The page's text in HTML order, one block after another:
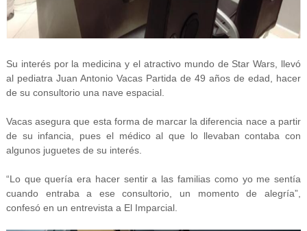
Su interés por la medicina y el atractivo mundo de Star Wars, llevó
al pediatra Juan Antonio Vacas Partida de 49 años de edad, hacer
de su consultorio una nave espacial.
Vacas asegura que esta forma de marcar la diferencia nace a partir
de su infancia, pues el médico al que lo llevaban contaba con
algunos juguetes de su interés.
“Lo que quería era hacer sentir a las familias como yo me sentía
cuando entraba a ese consultorio, un momento de alegría”,
confesó en un entrevista a El Imparcial.